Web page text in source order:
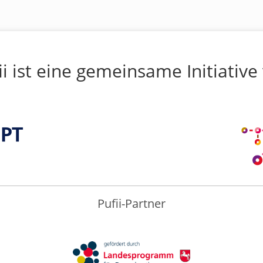
ist eine gemeinsame Initiative
Pufii-Partner